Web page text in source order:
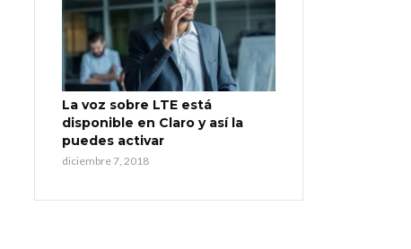
La voz sobre LTE está
disponible en Claro y así la
puedes activar
diciembre 7, 2018